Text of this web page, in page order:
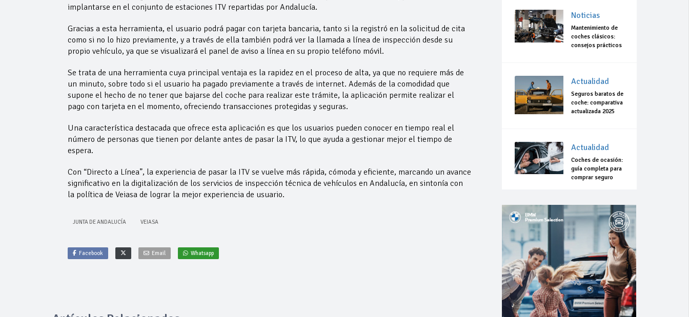
implantarse en el conjunto de estaciones ITV repartidas por Andalucía.
Gracias a esta herramienta, el usuario podrá pagar con tarjeta bancaria, tanto si la registró en la solicitud de cita
como si no lo hizo previamente, y a través de ella también podrá ver la llamada a línea de inspección desde su
propio vehículo, ya que se visualizará el panel de aviso a línea en su propio teléfono móvil.
Se trata de una herramienta cuya principal ventaja es la rapidez en el proceso de alta, ya que no requiere más de
un minuto, sobre todo si el usuario ha pagado previamente a través de internet. Además de la comodidad que
supone el hecho de no tener que bajarse del coche para realizar este trámite, la aplicación permite realizar el
pago con tarjeta en el momento, ofreciendo transacciones protegidas y seguras.
Una característica destacada que ofrece esta aplicación es que los usuarios pueden conocer en tiempo real el
número de personas que tienen por delante antes de pasar la ITV, lo que ayuda a gestionar mejor el tiempo de
espera.
Con “Directo a Línea”, la experiencia de pasar la ITV se vuelve más rápida, cómoda y eficiente, marcando un avance
significativo en la digitalización de los servicios de inspección técnica de vehículos en Andalucía, en sintonía con
la política de Veiasa de lograr la mejor experiencia de usuario.
JUNTA DE ANDALUCÍA VEIASA
Facebook Email Whatsapp
Noticias
Mantenimiento de
coches clásicos:
consejos prácticos
Actualidad
Seguros baratos de
coche: comparativa
actualizada 2025
Actualidad
Coches de ocasión:
guía completa para
comprar seguro